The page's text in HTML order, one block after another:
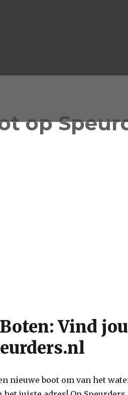
op
Vind
nieuwe boot om van het